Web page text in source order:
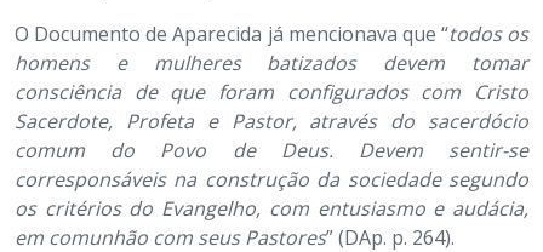
O Documento de Aparecida já mencionava que “todos os
homens e mulheres batizados devem tomar
consciência de que foram configurados com Cristo
Sacerdote, Profeta e Pastor, através do sacerdócio
comum do Povo de Deus. Devem sentir-se
corresponsáveis na construção da sociedade segundo
os critérios do Evangelho, com entusiasmo e audácia,
em comunhão com seus Pastores” (DAp. p. 264).